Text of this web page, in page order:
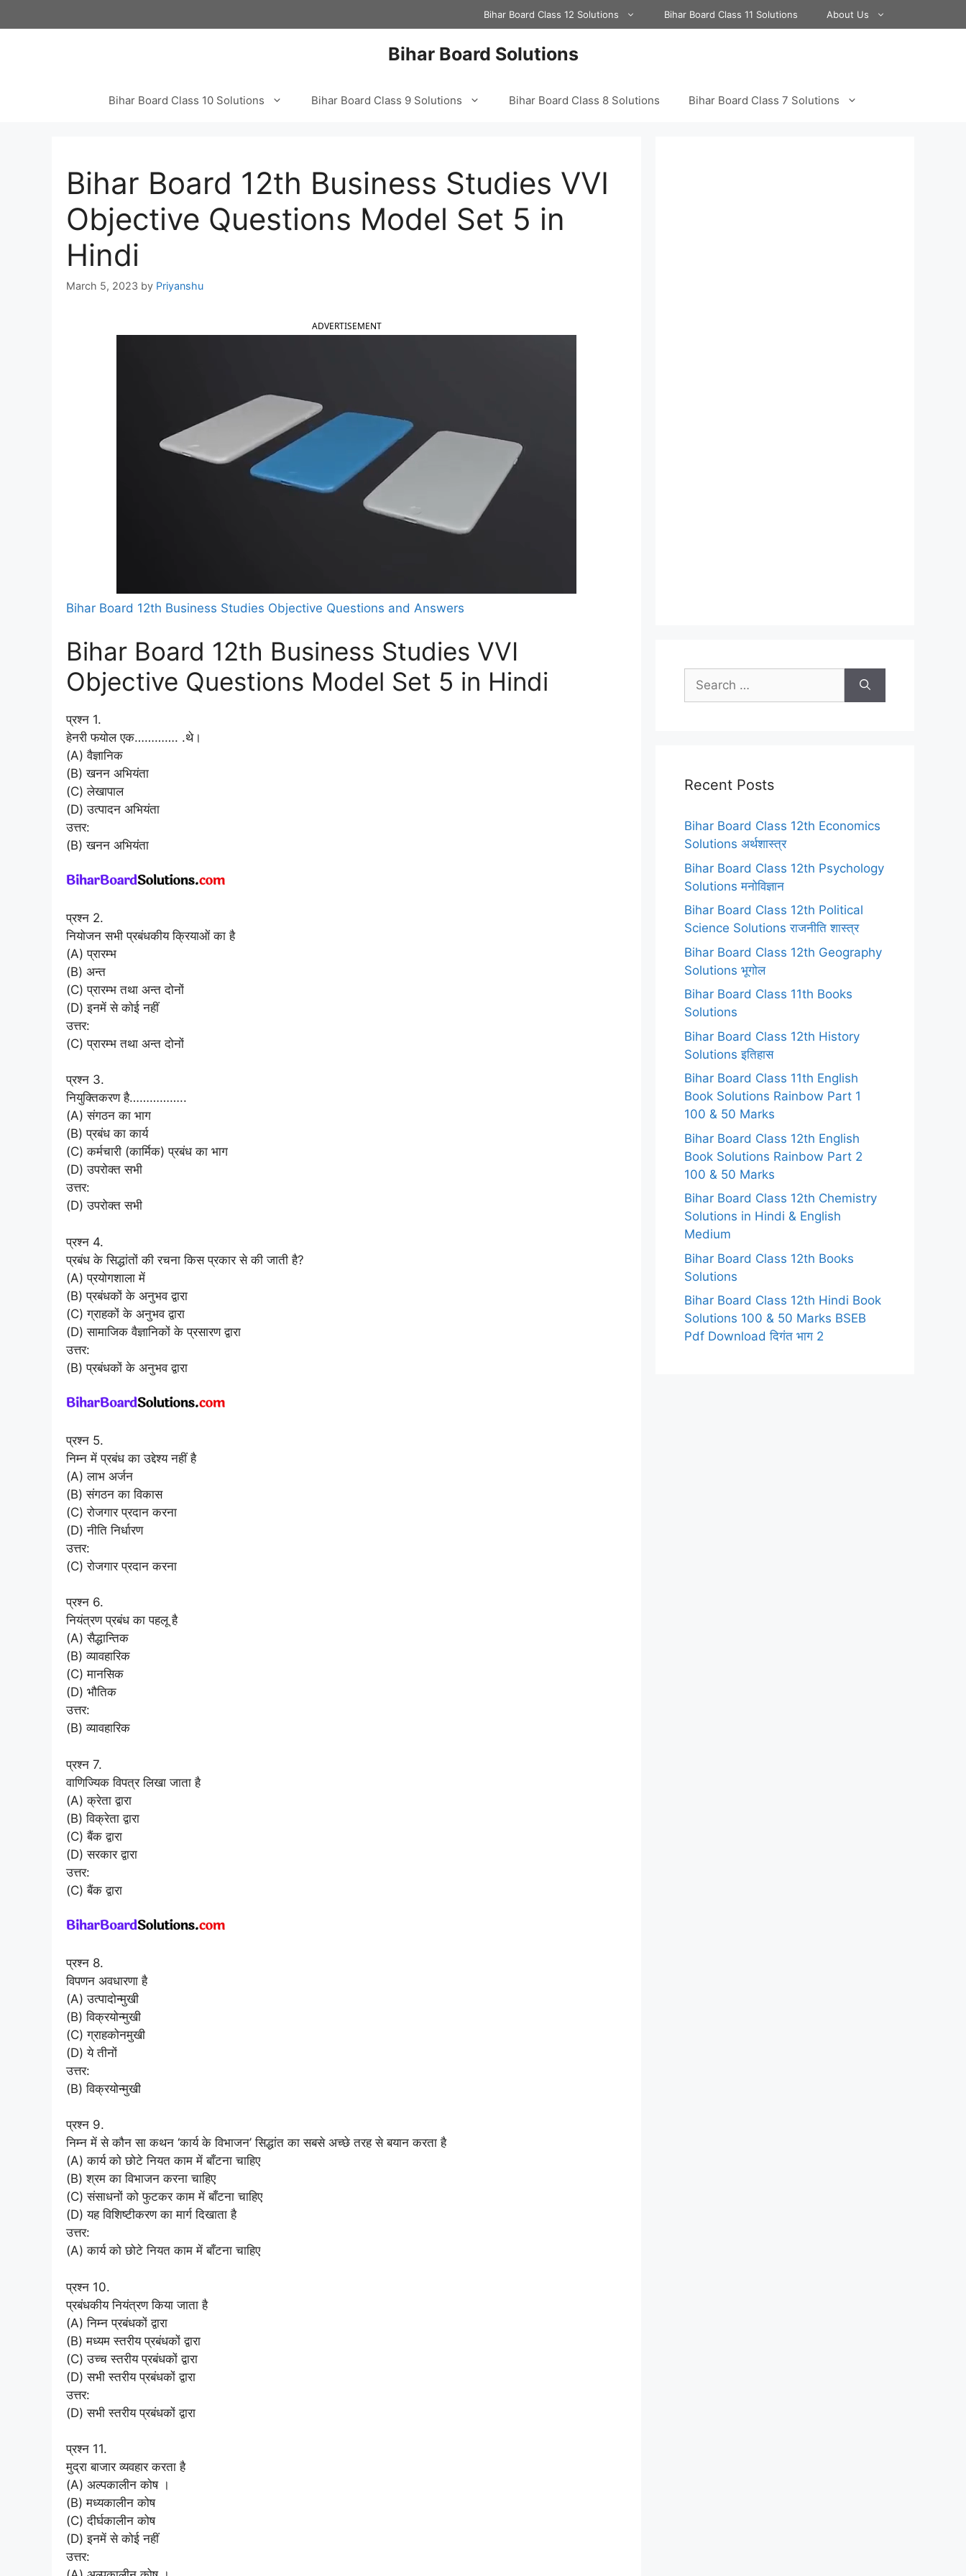
to
Bihar Board Class 12 Solutions Bihar Board Class 11 Solutions About Us
Bihar Board Solutions
Bihar Board Class 10 Solutions Bihar Board Class 9 Solutions Bihar Board Class 8 Solutions Bihar Board Class 7 Solutions
Bihar Board 12th Business Studies VVI
Objective Questions Model Set 5 in
Hindi
March 5, 2023 by Priyanshu
ADVERTISEMENT
Bihar Board 12th Business Studies Objective Questions and Answers
Bihar Board 12th Business Studies VVI
Objective Questions Model Set 5 in Hindi
प्रश्न 1.
हेनरी फयोल एक…………. .थे।
(A) वैज्ञानिक
(B) खनन अभियंता
(C) लेखापाल
(D) उत्पादन अभियंता
उत्तर:
(B) खनन अभियंता
प्रश्न 2.
नियोजन सभी प्रबंधकीय क्रियाओं का है
(A) प्रारम्भ
(B) अन्त
(C) प्रारम्भ तथा अन्त दोनों
(D) इनमें से कोई नहीं
उत्तर:
(C) प्रारम्भ तथा अन्त दोनों
प्रश्न 3.
नियुक्तिकरण है……………..
(A) संगठन का भाग
(B) प्रबंध का कार्य
(C) कर्मचारी (कार्मिक) प्रबंध का भाग
(D) उपरोक्त सभी
उत्तर:
(D) उपरोक्त सभी
प्रश्न 4.
प्रबंध के सिद्धांतों की रचना किस प्रकार से की जाती है?
(A) प्रयोगशाला में
(B) प्रबंधकों के अनुभव द्वारा
(C) ग्राहकों के अनुभव द्वारा
(D) सामाजिक वैज्ञानिकों के प्रसारण द्वारा
उत्तर:
(B) प्रबंधकों के अनुभव द्वारा
प्रश्न 5.
निम्न में प्रबंध का उद्देश्य नहीं है
(A) लाभ अर्जन
(B) संगठन का विकास
(C) रोजगार प्रदान करना
(D) नीति निर्धारण
उत्तर:
(C) रोजगार प्रदान करना
प्रश्न 6.
नियंत्रण प्रबंध का पहलू है
(A) सैद्धान्तिक
(B) व्यावहारिक
(C) मानसिक
(D) भौतिक
उत्तर:
(B) व्यावहारिक
प्रश्न 7.
वाणिज्यिक विपत्र लिखा जाता है
(A) क्रेता द्वारा
(B) विक्रेता द्वारा
(C) बैंक द्वारा
(D) सरकार द्वारा
उत्तर:
(C) बैंक द्वारा
प्रश्न 8.
विपणन अवधारणा है
(A) उत्पादोन्मुखी
(B) विक्रयोन्मुखी
(C) ग्राहकोनमुखी
(D) ये तीनों
उत्तर:
(B) विक्रयोन्मुखी
प्रश्न 9.
निम्न में से कौन सा कथन ‘कार्य के विभाजन’ सिद्धांत का सबसे अच्छे तरह से बयान करता है
(A) कार्य को छोटे नियत काम में बाँटना चाहिए
(B) श्रम का विभाजन करना चाहिए
(C) संसाधनों को फुटकर काम में बाँटना चाहिए
(D) यह विशिष्टीकरण का मार्ग दिखाता है
उत्तर:
(A) कार्य को छोटे नियत काम में बाँटना चाहिए
प्रश्न 10.
प्रबंधकीय नियंत्रण किया जाता है
(A) निम्न प्रबंधकों द्वारा
(B) मध्यम स्तरीय प्रबंधकों द्वारा
(C) उच्च स्तरीय प्रबंधकों द्वारा
(D) सभी स्तरीय प्रबंधकों द्वारा
उत्तर:
(D) सभी स्तरीय प्रबंधकों द्वारा
प्रश्न 11.
मुद्रा बाजार व्यवहार करता है
(A) अल्पकालीन कोष ।
(B) मध्यकालीन कोष
(C) दीर्घकालीन कोष
(D) इनमें से कोई नहीं
उत्तर:
Search
for:
Recent Posts
Bihar Board Class 12th Economics
Solutions अर्थशास्त्र
Bihar Board Class 12th Psychology
Solutions मनोविज्ञान
Bihar Board Class 12th Political
Science Solutions राजनीति शास्त्र
Bihar Board Class 12th Geography
Solutions भूगोल
Bihar Board Class 11th Books
Solutions
Bihar Board Class 12th History
Solutions इतिहास
Bihar Board Class 11th English
Book Solutions Rainbow Part 1
100 & 50 Marks
Bihar Board Class 12th English
Book Solutions Rainbow Part 2
100 & 50 Marks
Bihar Board Class 12th Chemistry
Solutions in Hindi & English
Medium
Bihar Board Class 12th Books
Solutions
Bihar Board Class 12th Hindi Book
Solutions 100 & 50 Marks BSEB
Pdf Download दिगंत भाग 2